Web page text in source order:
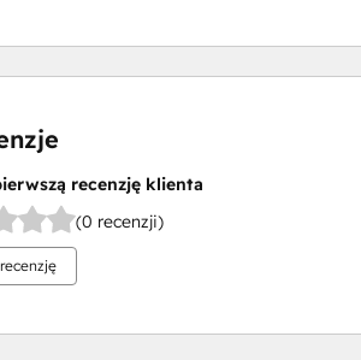
recenzję klienta
(0 recenzji)